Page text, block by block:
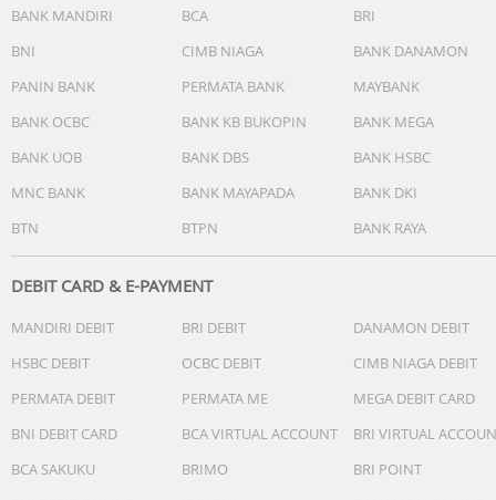
BANK MANDIRI BCA
BRI
BNI
CIMB NIAGA
BANK DANAMON
PANIN BANK
PERMATA BANK
MAYBANK
BANK OCBC
BANK KB BUKOPIN
BANK MEGA
BANK UOB
BANK DBS
BANK HSBC
MNC BANK
BANK MAYAPADA
BANK DKI
BTN
BTPN BANK RAYA
DEBIT CARD & E-PAYMENT
MANDIRI DEBIT BRI DEBIT
DANAMON DEBIT
HSBC DEBIT
OCBC DEBIT
CIMB NIAGA DEBIT
PERMATA DEBIT
PERMATA ME
MEGA DEBIT CARD
BNI DEBIT CARD
BCA VIRTUAL ACCOUNT
BRI VIRTUAL
BCA SAKUKU
BRIMO
BRI POINT